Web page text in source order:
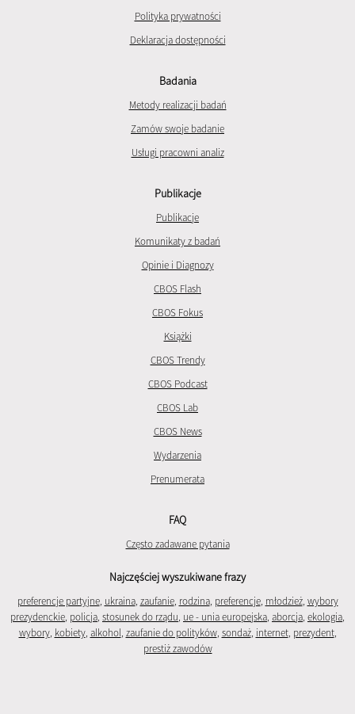
Polityka prywatności
Deklaracja dostępności
Badania
Metody realizacji badań
Zamów swoje badanie
Usługi pracowni analiz
Publikacje
Publikacje
Komunikaty z badań
Opinie i Diagnozy
CBOS Flash
CBOS Fokus
Książki
CBOS Trendy
CBOS Podcast
CBOS Lab
CBOS News
Wydarzenia
Prenumerata
FAQ
Często zadawane pytania
Najczęściej wyszukiwane frazy
preferencje partyjne, ukraina, zaufanie, rodzina, preferencje, młodzież, wybory
prezydenckie, policja, stosunek do rządu, ue - unia europejska, aborcja, ekologia,
wybory, kobiety, alkohol, zaufanie do polityków, sondaż, internet, prezydent,
prestiż zawodów